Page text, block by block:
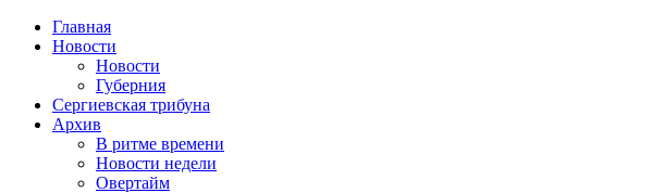
Главная
Новости
Новости
Губерния
Сергиевская трибуна
Архив
В ритме времени
Новости недели
Овертайм